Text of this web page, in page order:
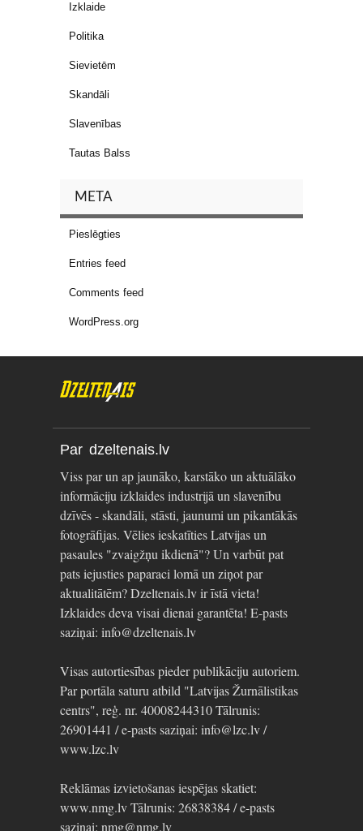
Izklaide
Politika
Sievietēm
Skandāli
Slavenības
Tautas Balss
META
Pieslēgties
Entries feed
Comments feed
WordPress.org
Par dzeltenais.lv
Viss par un ap jaunāko, karstāko un aktuālāko
informāciju izklaides industrijā un slavenību
dzīvēs - skandāli, stāsti, jaunumi un pikantākās
fotogrāfijas. Vēlies ieskatīties Latvijas un
pasaules "zvaigžņu ikdienā"? Un varbūt pat
pats iejusties paparaci lomā un ziņot par
aktualitātēm? Dzeltenais.lv ir īstā vieta!
Izklaides deva visai dienai garantēta! E-pasts
saziņai: info@dzeltenais.lv
Visas autortiesības pieder publikāciju autoriem.
Par portāla saturu atbild "Latvijas Žurnālistikas
centrs", reģ. nr. 40008244310 Tālrunis:
26901441 / e-pasts saziņai: info@lzc.lv /
www.lzc.lv
Reklāmas izvietošanas iespējas skatiet:
www.nmg.lv Tālrunis: 26838384 / e-pasts
saziņai: nmg@nmg.lv